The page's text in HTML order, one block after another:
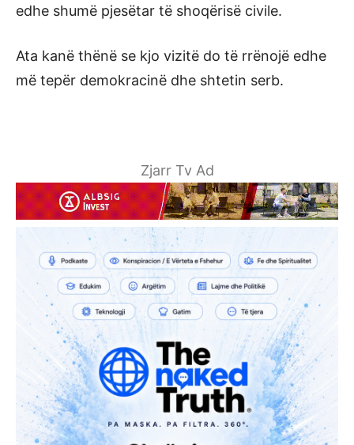
edhe shumë pjesëtar të shoqërisë civile.
Ata kanë thënë se kjo vizitë do të rrënojë edhe
më tepër demokracinë dhe shtetin serb.
Zjarr Tv Ad